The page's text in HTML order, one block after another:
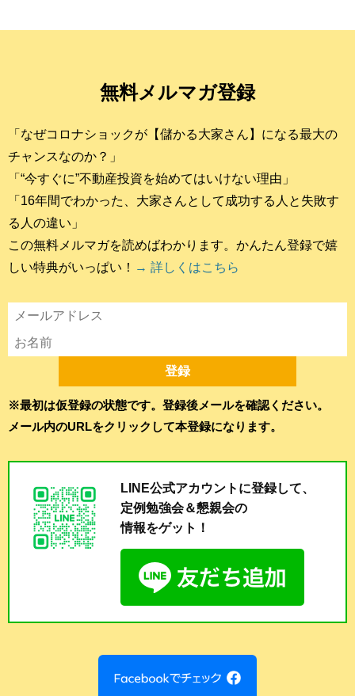
無料メルマガ登録
「なぜコロナショックが【儲かる大家さん】になる最大の
チャンスなのか？」
「“今すぐに”不動産投資を始めてはいけない理由」
「16年間でわかった、大家さんとして成功する人と失敗す
る人の違い」
この無料メルマガを読めばわかります。かんたん登録で嬉
しい特典がいっぱい！ → 詳しくはこちら
※最初は仮登録の状態です。登録後メールを確認ください。
メール内のURLをクリックして本登録になります。
LINE公式アカウントに登録して、
定例勉強会＆懇親会の
情報をゲット！